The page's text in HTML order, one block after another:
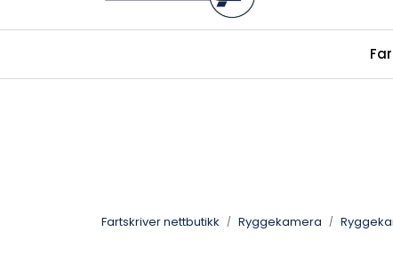
Fartskriver nettbutikk Ryggekamera